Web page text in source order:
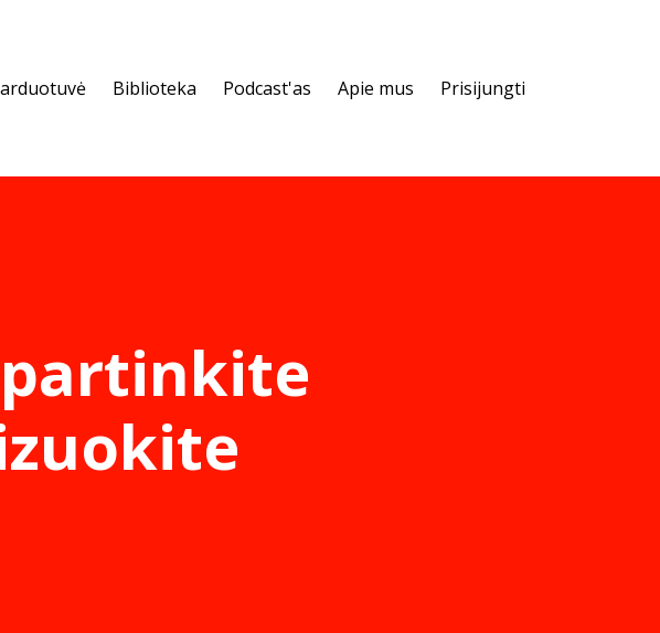
Biblioteka Podcast'as Apie mus Prisijungti